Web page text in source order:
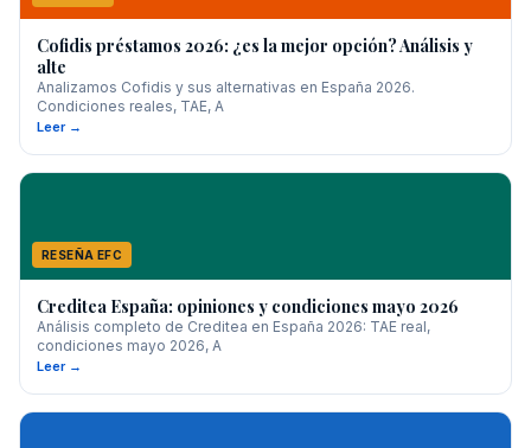
Cofidis préstamos 2026: ¿es la mejor opción? Análisis y
alte
Analizamos Cofidis y sus alternativas en España 2026.
Condiciones reales, TAE, A
Leer →
RESEÑA EFC
Creditea España: opiniones y condiciones mayo 2026
Análisis completo de Creditea en España 2026: TAE real,
condiciones mayo 2026, A
Leer →